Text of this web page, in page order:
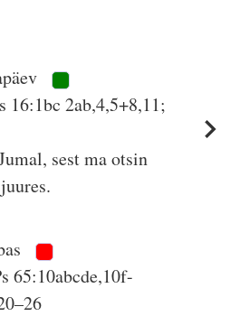
16:1bc 2ab,4,5+8,11;
sest ma otsin
65:10abcde,10f-